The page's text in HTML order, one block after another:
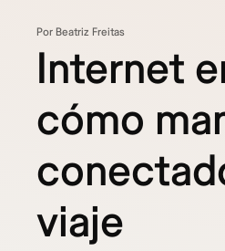
Por Beatriz Freitas
Internet
cómo
viaje